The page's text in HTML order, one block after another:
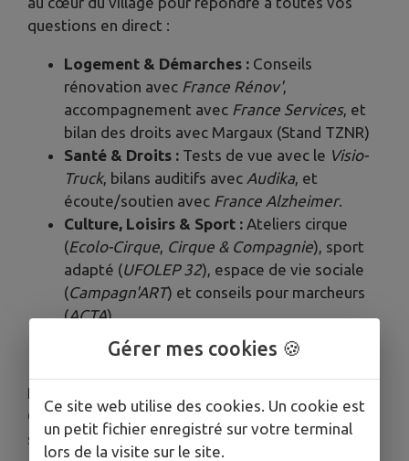
questions en direct :
Logement & Démarches : Conseils
rénovation avec France Rénov',
accompagnement avec France Services, et
bilan des droits avec Margaux (Stand TZNR)
Santé & Droits : Tests de vue avec le Visio-
Truck, bilans auditifs avec Audika, et
écoute/soutien avec France Alzheimer.
Culture, Loisirs & Sport : Ateliers cirque
(Ecolo-Cirque, Cirque & Compagnie), sport
adapté (UFOLEP 32), espace de vie sociale
(Campagn'ART) et conseils pour marcheurs
(ACTA).
Dès 18h : Escale aux Antilles !
Place à la fête au bar communal ! Rejoignez le
Comité des fêtes de Mont-de-Marrast pour une
soirée riche en couleurs et en saveurs :
Gérer mes cookies 🍪
Ce site web utilise des cookies. Un cookie est
un petit fichier enregistré sur votre terminal
lors de la visite sur le site.